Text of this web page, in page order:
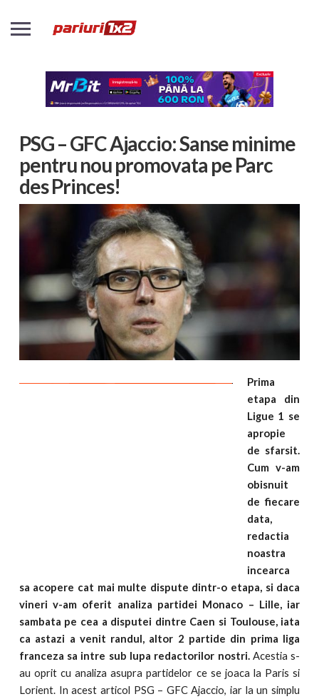
PSG – GFC Ajaccio: Sanse minime
pentru nou promovata pe Parc
des Princes!
Prima
etapa din
Ligue 1 se
apropie
de sfarsit.
Cum v-am
obisnuit
de fiecare
data,
redactia
noastra
incearca
sa acopere cat mai multe dispute dintr-o etapa, si daca
vineri v-am oferit analiza partidei Monaco – Lille, iar
sambata pe cea a disputei dintre Caen si Toulouse, iata
ca astazi a venit randul, altor 2 partide din prima liga
franceza sa intre sub lupa redactorilor nostri.Acestia s-
au oprit cu analiza asupra partidelor ce se joaca la Paris si
Lorient. In acest articol PSG – GFC Ajaccio, iar la un simplu